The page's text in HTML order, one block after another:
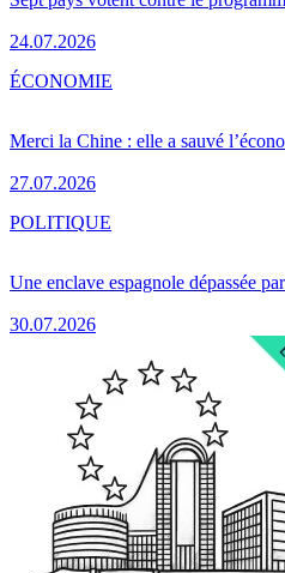
24.07.2026
Merci la Chine : elle a sauvé
27.07.2026
ÉCONOMIE
Une enclave espagnole dépassée
30.07.2026
POLITIQUE